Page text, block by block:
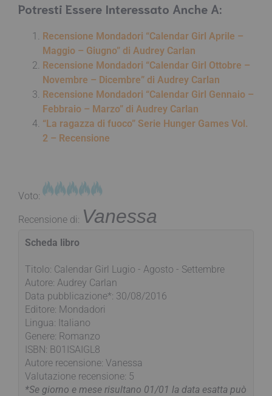
Potresti Essere Interessato Anche A:
Recensione Mondadori “Calendar Girl Aprile –
Maggio – Giugno” di Audrey Carlan
Recensione Mondadori “Calendar Girl Ottobre –
Novembre – Dicembre” di Audrey Carlan
Recensione Mondadori “Calendar Girl Gennaio –
Febbraio – Marzo” di Audrey Carlan
“La ragazza di fuoco” Serie Hunger Games Vol.
2 – Recensione
Voto:
Recensione di: Vanessa
Scheda libro
Titolo: Calendar Girl Lugio - Agosto - Settembre
Autore: Audrey Carlan
Data pubblicazione*: 30/08/2016
Editore: Mondadori
Lingua: Italiano
Genere: Romanzo
ISBN: B01ISAIGL8
Autore recensione: Vanessa
Valutazione recensione: 5
*Se giorno e mese risultano 01/01 la data esatta può